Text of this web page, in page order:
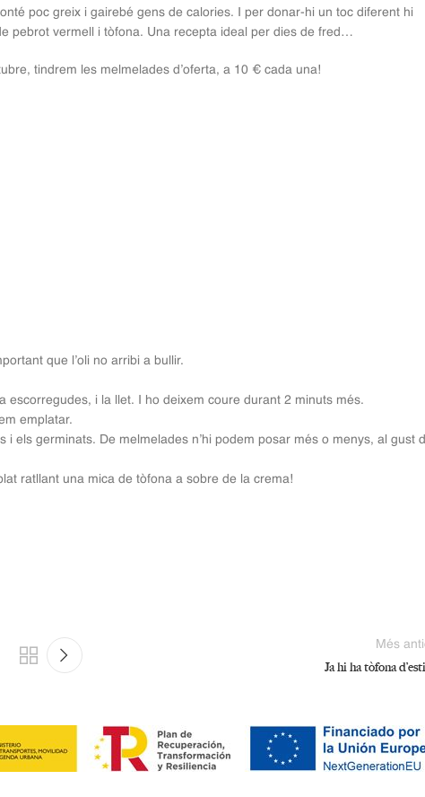
poc greix i gairebé gens de calories. I per donar-hi un toc diferent hi
pebrot vermell i tòfona. Una recepta ideal per dies de fred…
tindrem les melmelades d’oferta, a 10 € cada una!
que l’oli no arribi a bullir.
escorregudes, i la llet. I ho deixem coure durant 2 minuts més.
emplatar.
els germinats. De melmelades n’hi podem posar més o menys, al gust
ratllant una mica de tòfona a sobre de la crema!
Més
Ja hi ha tòfona